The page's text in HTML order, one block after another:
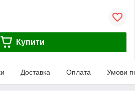
Купити
Доставка Оплата Умови